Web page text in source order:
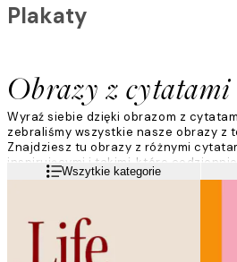
Obrazy z cytatami
Plakaty
Wyraź siebie dzięki obrazom z
zebraliśmy wszystkie nasze obrazy z
Znajdziesz tu obrazy z różnymi
inspirującymi i takimi, które
tym, co najważniejsze. Są one
Czytaj więcejWszytkie kategorie